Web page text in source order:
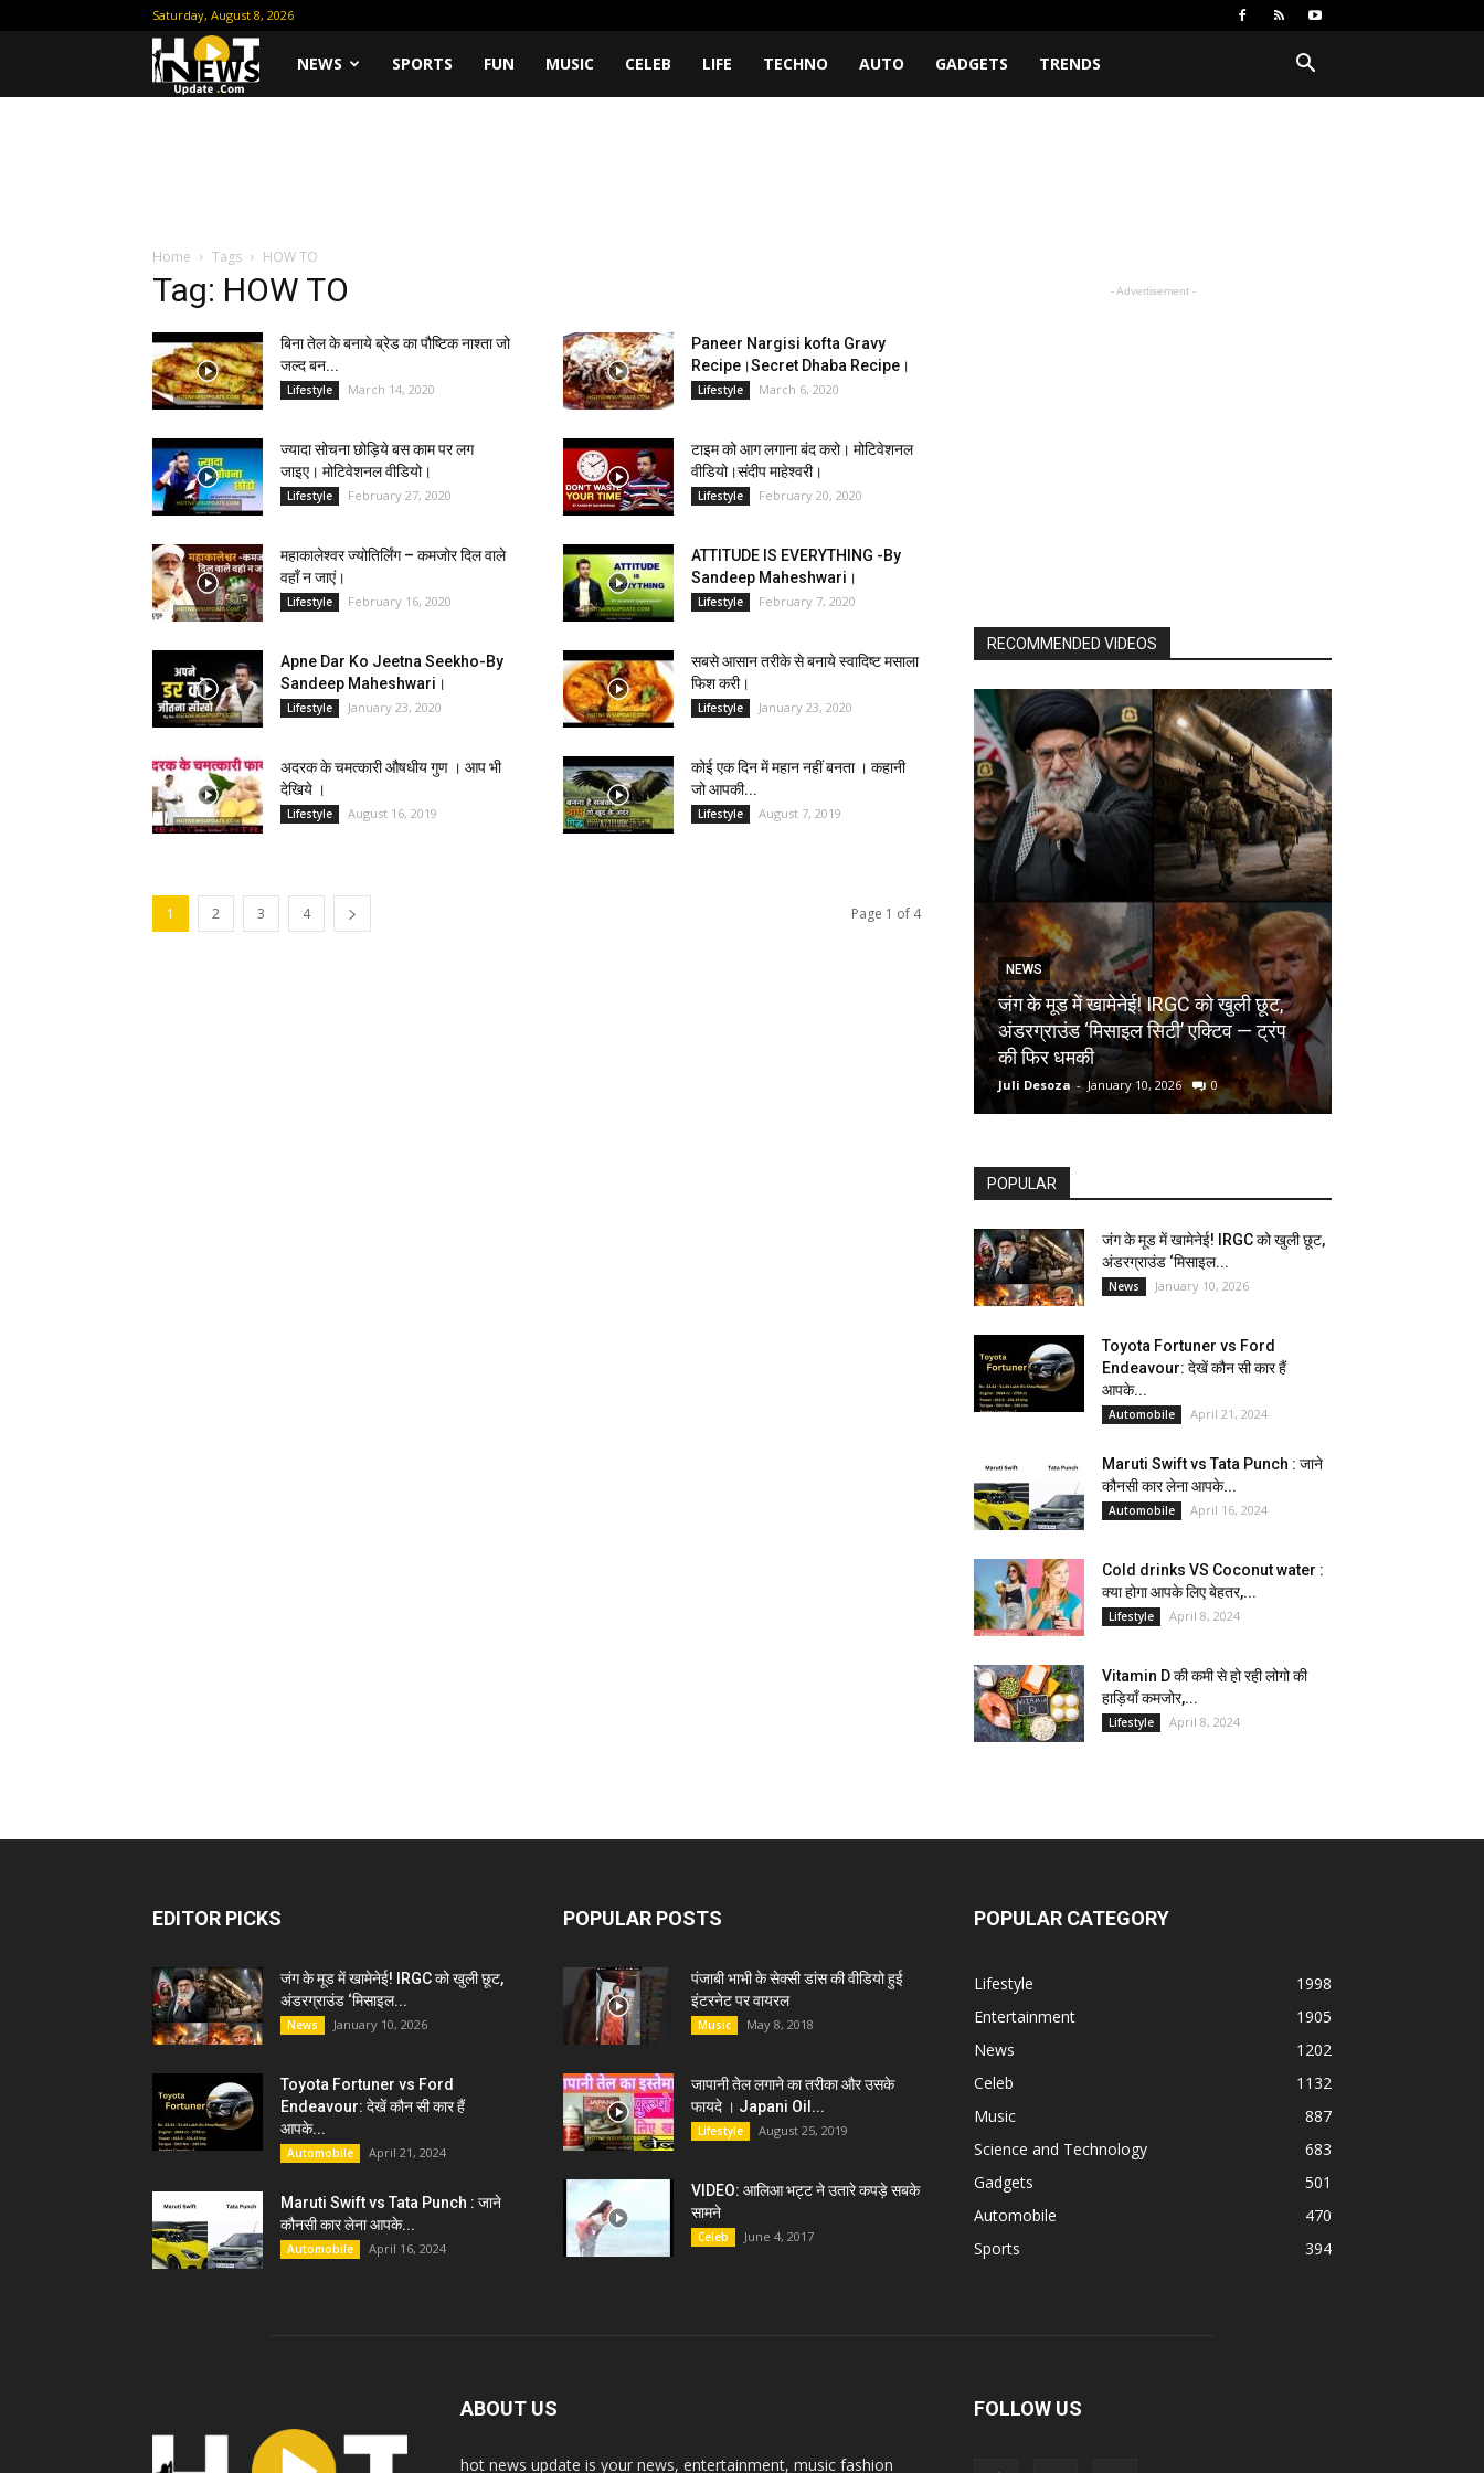
Saturday, August 8, 2026
HotNEWS SPORTS FUN MUSIC CELEB LIFE TECHNO AUTO GADGETS TRENDS
Home Tags HOW TO
Tag: HOW TO
बिना तेल के बनाये ब्रेड का पौष्टिक नाश्ता जो
जल्द बन...
Lifestyle March 14, 2020
Paneer Nargisi kofta Gravy
Recipe।Secret Dhaba Recipe।
Lifestyle March 6, 2020
ज्यादा सोचना छोड़िये बस काम पर लग
जाइए। मोटिवेशनल वीडियो।
Lifestyle February 27, 2020
टाइम को आग लगाना बंद करो। मोटिवेशनल
वीडियो।संदीप माहेश्वरी।
Lifestyle February 20, 2020
महाकालेश्वर ज्योतिर्लिंग – कमजोर दिल वाले
वहाँ न जाएं।
Lifestyle February 16, 2020
ATTITUDE IS EVERYTHING -By
Sandeep Maheshwari।
Lifestyle February 7, 2020
Apne Dar Ko Jeetna Seekho-By
Sandeep Maheshwari।
Lifestyle January 23, 2020
सबसे आसान तरीके से बनाये स्वादिष्ट मसाला
फिश करी।
Lifestyle January 23, 2020
अदरक के चमत्कारी औषधीय गुण । आप भी
देखिये ।
Lifestyle August 16, 2019
कोई एक दिन में महान नहीं बनता । कहानी
जो आपकी...
Lifestyle August 7, 2019
1 2 3 4 Page 1 of 4
- Advertisement -
RECOMMENDED VIDEOS
NEWS
जंग के मूड में खामेनेई! IRGC को खुली छूट,
अंडरग्राउंड ‘मिसाइल सिटी’ एक्टिव — ट्रंप
की फिर धमकी
Juli Desoza - January 10, 2026 0
POPULAR
जंग के मूड में खामेनेई! IRGC को खुली छूट,
अंडरग्राउंड ‘मिसाइल...
News January 10, 2026
Toyota Fortuner vs Ford
Endeavour: देखें कौन सी कार हैं
आपके...
Automobile April 21, 2024
Maruti Swift vs Tata Punch : जाने
कौनसी कार लेना आपके...
Automobile April 16, 2024
Cold drinks VS Coconut water :
क्या होगा आपके लिए बेहतर,...
Lifestyle April 8, 2024
Vitamin D की कमी से हो रही लोगो की
हाड़ियाँ कमजोर,...
Lifestyle April 8, 2024
EDITOR PICKS
जंग के मूड में खामेनेई! IRGC को खुली छूट,
अंडरग्राउंड ‘मिसाइल...
News January 10, 2026
Toyota Fortuner vs Ford
Endeavour: देखें कौन सी कार हैं
आपके...
Automobile April 21, 2024
Maruti Swift vs Tata Punch : जाने
कौनसी कार लेना आपके...
Automobile April 16, 2024
POPULAR POSTS
पंजाबी भाभी के सेक्सी डांस की वीडियो हुई
इंटरनेट पर वायरल
Music May 8, 2018
जापानी तेल लगाने का तरीका और उसके
फायदे । Japani Oil...
Lifestyle August 25, 2019
VIDEO: आलिआ भट्ट ने उतारे कपड़े सबके
सामने
Celeb June 4, 2017
POPULAR CATEGORY
Lifestyle
1998
Entertainment
1905
News
1202
Celeb
1132
Music
887
Science and Technology
683
Gadgets
501
Automobile
470
Sports
394
ABOUT US
hot news update is your news, entertainment, music fashion
FOLLOW US